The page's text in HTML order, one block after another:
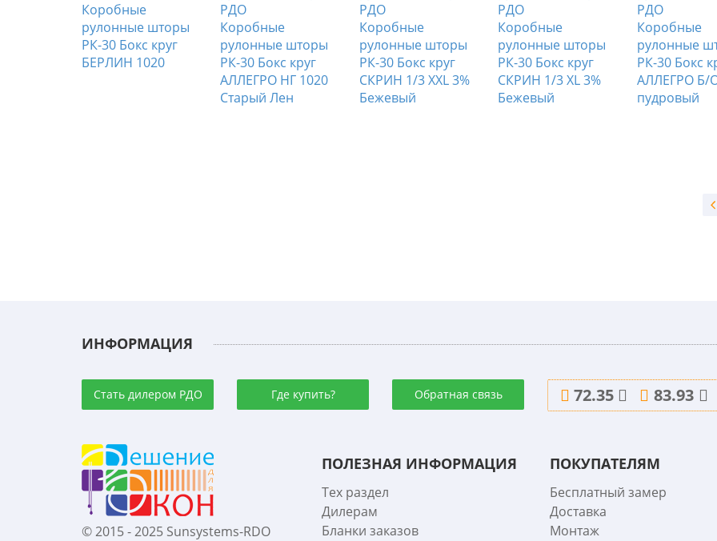
Коробные
рулонные шторы
РК-30 Бокс круг
БЕРЛИН 1020
Коробные
рулонные шторы
РК-30 Бокс круг
АЛЛЕГРО НГ 1020
Старый Лен
Коробные
рулонные шторы
РК-30 Бокс круг
СКРИН 1/3 XXL 3%
Бежевый
Коробные
рулонные шторы
РК-30 Бокс круг
СКРИН 1/3 XL 3%
Бежевый
Коробные
рулонные
РК-30 Бокс
АЛЛЕГРО Б/
пудровый
ИНФОРМАЦИЯ
Стать дилером РДО Где купить? Обратная связь 72.35 83.93
© 2015 - 2025 Sunsystems-RDO
ПОЛЕЗНАЯ ИНФОРМАЦИЯ
Тех раздел
Дилерам
Бланки заказов
ПОКУПАТЕЛЯМ
Бесплатный замер
Доставка
Монтаж